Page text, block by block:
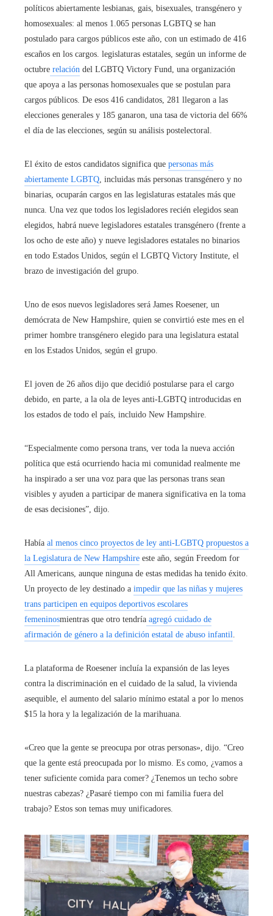
políticos abiertamente lesbianas, gais, bisexuales, transgénero y
homosexuales: al menos 1.065 personas LGBTQ se han
postulado para cargos públicos este año, con un estimado de 416
escaños en los cargos. legislaturas estatales, según un informe de
octubre relación del LGBTQ Victory Fund, una organización
que apoya a las personas homosexuales que se postulan para
cargos públicos. De esos 416 candidatos, 281 llegaron a las
elecciones generales y 185 ganaron, una tasa de victoria del 66%
el día de las elecciones, según su análisis postelectoral.
El éxito de estos candidatos significa que personas más
abiertamente LGBTQ, incluidas más personas transgénero y no
binarias, ocuparán cargos en las legislaturas estatales más que
nunca. Una vez que todos los legisladores recién elegidos sean
elegidos, habrá nueve legisladores estatales transgénero (frente a
los ocho de este año) y nueve legisladores estatales no binarios
en todo Estados Unidos, según el LGBTQ Victory Institute, el
brazo de investigación del grupo.
Uno de esos nuevos legisladores será James Roesener, un
demócrata de New Hampshire, quien se convirtió este mes en el
primer hombre transgénero elegido para una legislatura estatal
en los Estados Unidos, según el grupo.
El joven de 26 años dijo que decidió postularse para el cargo
debido, en parte, a la ola de leyes anti-LGBTQ introducidas en
los estados de todo el país, incluido New Hampshire.
“Especialmente como persona trans, ver toda la nueva acción
política que está ocurriendo hacia mi comunidad realmente me
ha inspirado a ser una voz para que las personas trans sean
visibles y ayuden a participar de manera significativa en la toma
de esas decisiones”, dijo.
Había al menos cinco proyectos de ley anti-LGBTQ propuestos a
la Legislatura de New Hampshire este año, según Freedom for
All Americans, aunque ninguna de estas medidas ha tenido éxito.
Un proyecto de ley destinado a impedir que las niñas y mujeres
trans participen en equipos deportivos escolares
femeninosmientras que otro tendría agregó cuidado de
afirmación de género a la definición estatal de abuso infantil.
La plataforma de Roesener incluía la expansión de las leyes
contra la discriminación en el cuidado de la salud, la vivienda
asequible, el aumento del salario mínimo estatal a por lo menos
$15 la hora y la legalización de la marihuana.
«Creo que la gente se preocupa por otras personas», dijo. “Creo
que la gente está preocupada por lo mismo. Es como, ¿vamos a
tener suficiente comida para comer? ¿Tenemos un techo sobre
nuestras cabezas? ¿Pasaré tiempo con mi familia fuera del
trabajo? Estos son temas muy unificadores.